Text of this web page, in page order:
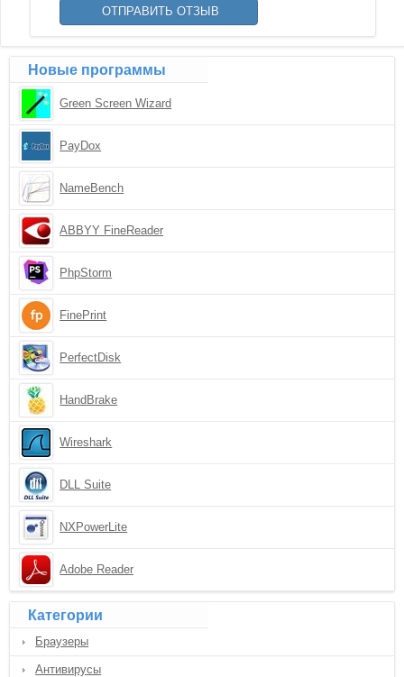
Новые программы
Green Screen Wizard
PayDox
NameBench
ABBYY FineReader
PhpStorm
FinePrint
PerfectDisk
HandBrake
Wireshark
DLL Suite
NXPowerLite
Adobe Reader
Категории
Браузеры
Антивирусы